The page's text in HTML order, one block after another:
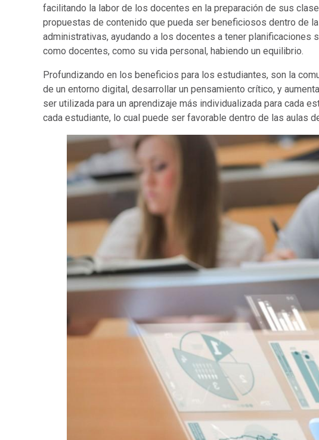
facilitando la labor de los docentes en la preparación de sus
propuestas de contenido que pueda ser beneficiosos dentro de
administrativas, ayudando a los docentes a tener planificaciones
como docentes, como su vida personal, habiendo un equilibrio.
Profundizando en los beneficios para los estudiantes, son la
de un entorno digital, desarrollar un pensamiento crítico, y
ser utilizada para un aprendizaje más individualizada para cada
cada estudiante, lo cual puede ser favorable dentro de las aulas